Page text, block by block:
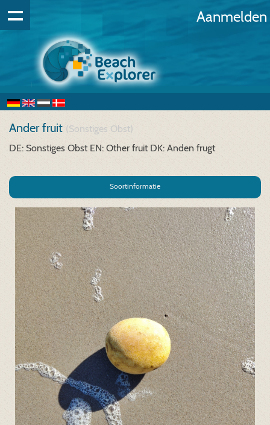
Aanmelden
Ander fruit (Sonstiges Obst)
DE: Sonstiges Obst EN: Other fruit DK: Anden frugt
Soortinformatie